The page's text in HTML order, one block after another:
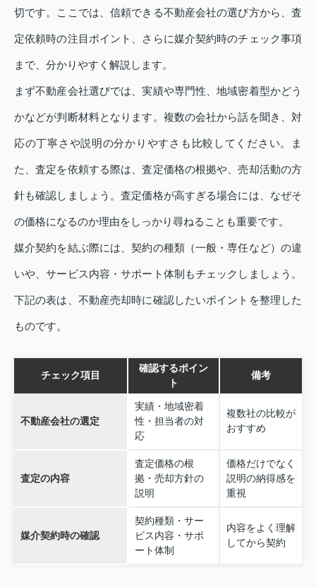
切です。ここでは、信頼できる不動産会社の選び方から、査
定依頼時の注目ポイント、さらに媒介契約時のチェック事項
まで、分かりやすく解説します。
まず不動産会社選びでは、実績や専門性、地域密着型かどう
かなどが判断材料となります。複数の会社から話を聞き、対
応の丁寧さや説明の分かりやすさも比較してください。ま
た、査定を依頼する際は、査定価格の根拠や、売却活動の方
針も確認しましょう。査定価格が高すぎる場合には、なぜそ
の価格になるのか理由をしっかり尋ねることも重要です。
媒介契約を結ぶ際には、契約の種類（一般・専任など）の違
いや、サービス内容・サポート体制もチェックしましょう。
下記の表は、不動産売却時に確認したいポイントを整理した
ものです。
チェック項目
確認するポイン
ト
備考
不動産会社の選定
実績・地域密着
性・担当者の対
応
複数社の比較が
おすすめ
査定の内容
査定価格の根
拠・売却方針の
説明
価格だけでなく
説明の納得感を
重視
媒介契約時の確認
契約種類・サー
ビス内容・サポ
ート体制
内容をよく理解
してから契約